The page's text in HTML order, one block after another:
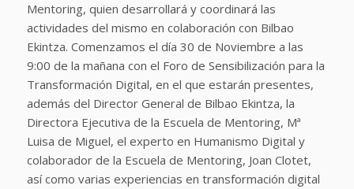
Mentoring, quien desarrollará y coordinará las
actividades del mismo en colaboración con Bilbao
Ekintza. Comenzamos el día 30 de Noviembre a las
9:00 de la mañana con el Foro de Sensibilización para la
Transformación Digital, en el que estarán presentes,
además del Director General de Bilbao Ekintza, la
Directora Ejecutiva de la Escuela de Mentoring, Mª
Luisa de Miguel, el experto en Humanismo Digital y
colaborador de la Escuela de Mentoring, Joan Clotet,
así como varias experiencias en transformación digital